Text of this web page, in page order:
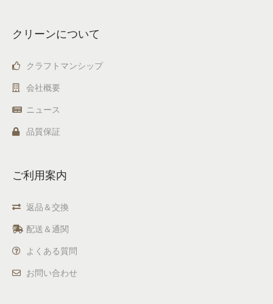
クリーンについて
クラフトマンシップ
会社概要
ニュース
品質保証
ご利用案内
返品＆交換
配送＆通関
よくある質問
お問い合わせ